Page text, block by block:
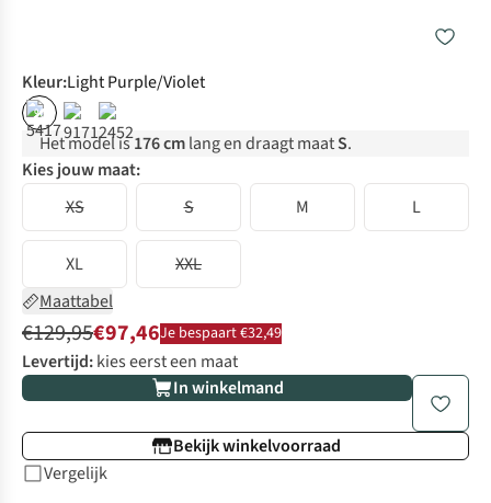
Kleur:Light Purple/Violet
%
Het model is176 cmlang en draagt maatS.
Kies jouw maat:
XS
S M L
XL
XXL
Maattabel
€129,95€97,46Je bespaart €32,49
Levertijd:kies eerst een maat
In winkelmand
Bekijk winkelvoorraad
Vergelijk